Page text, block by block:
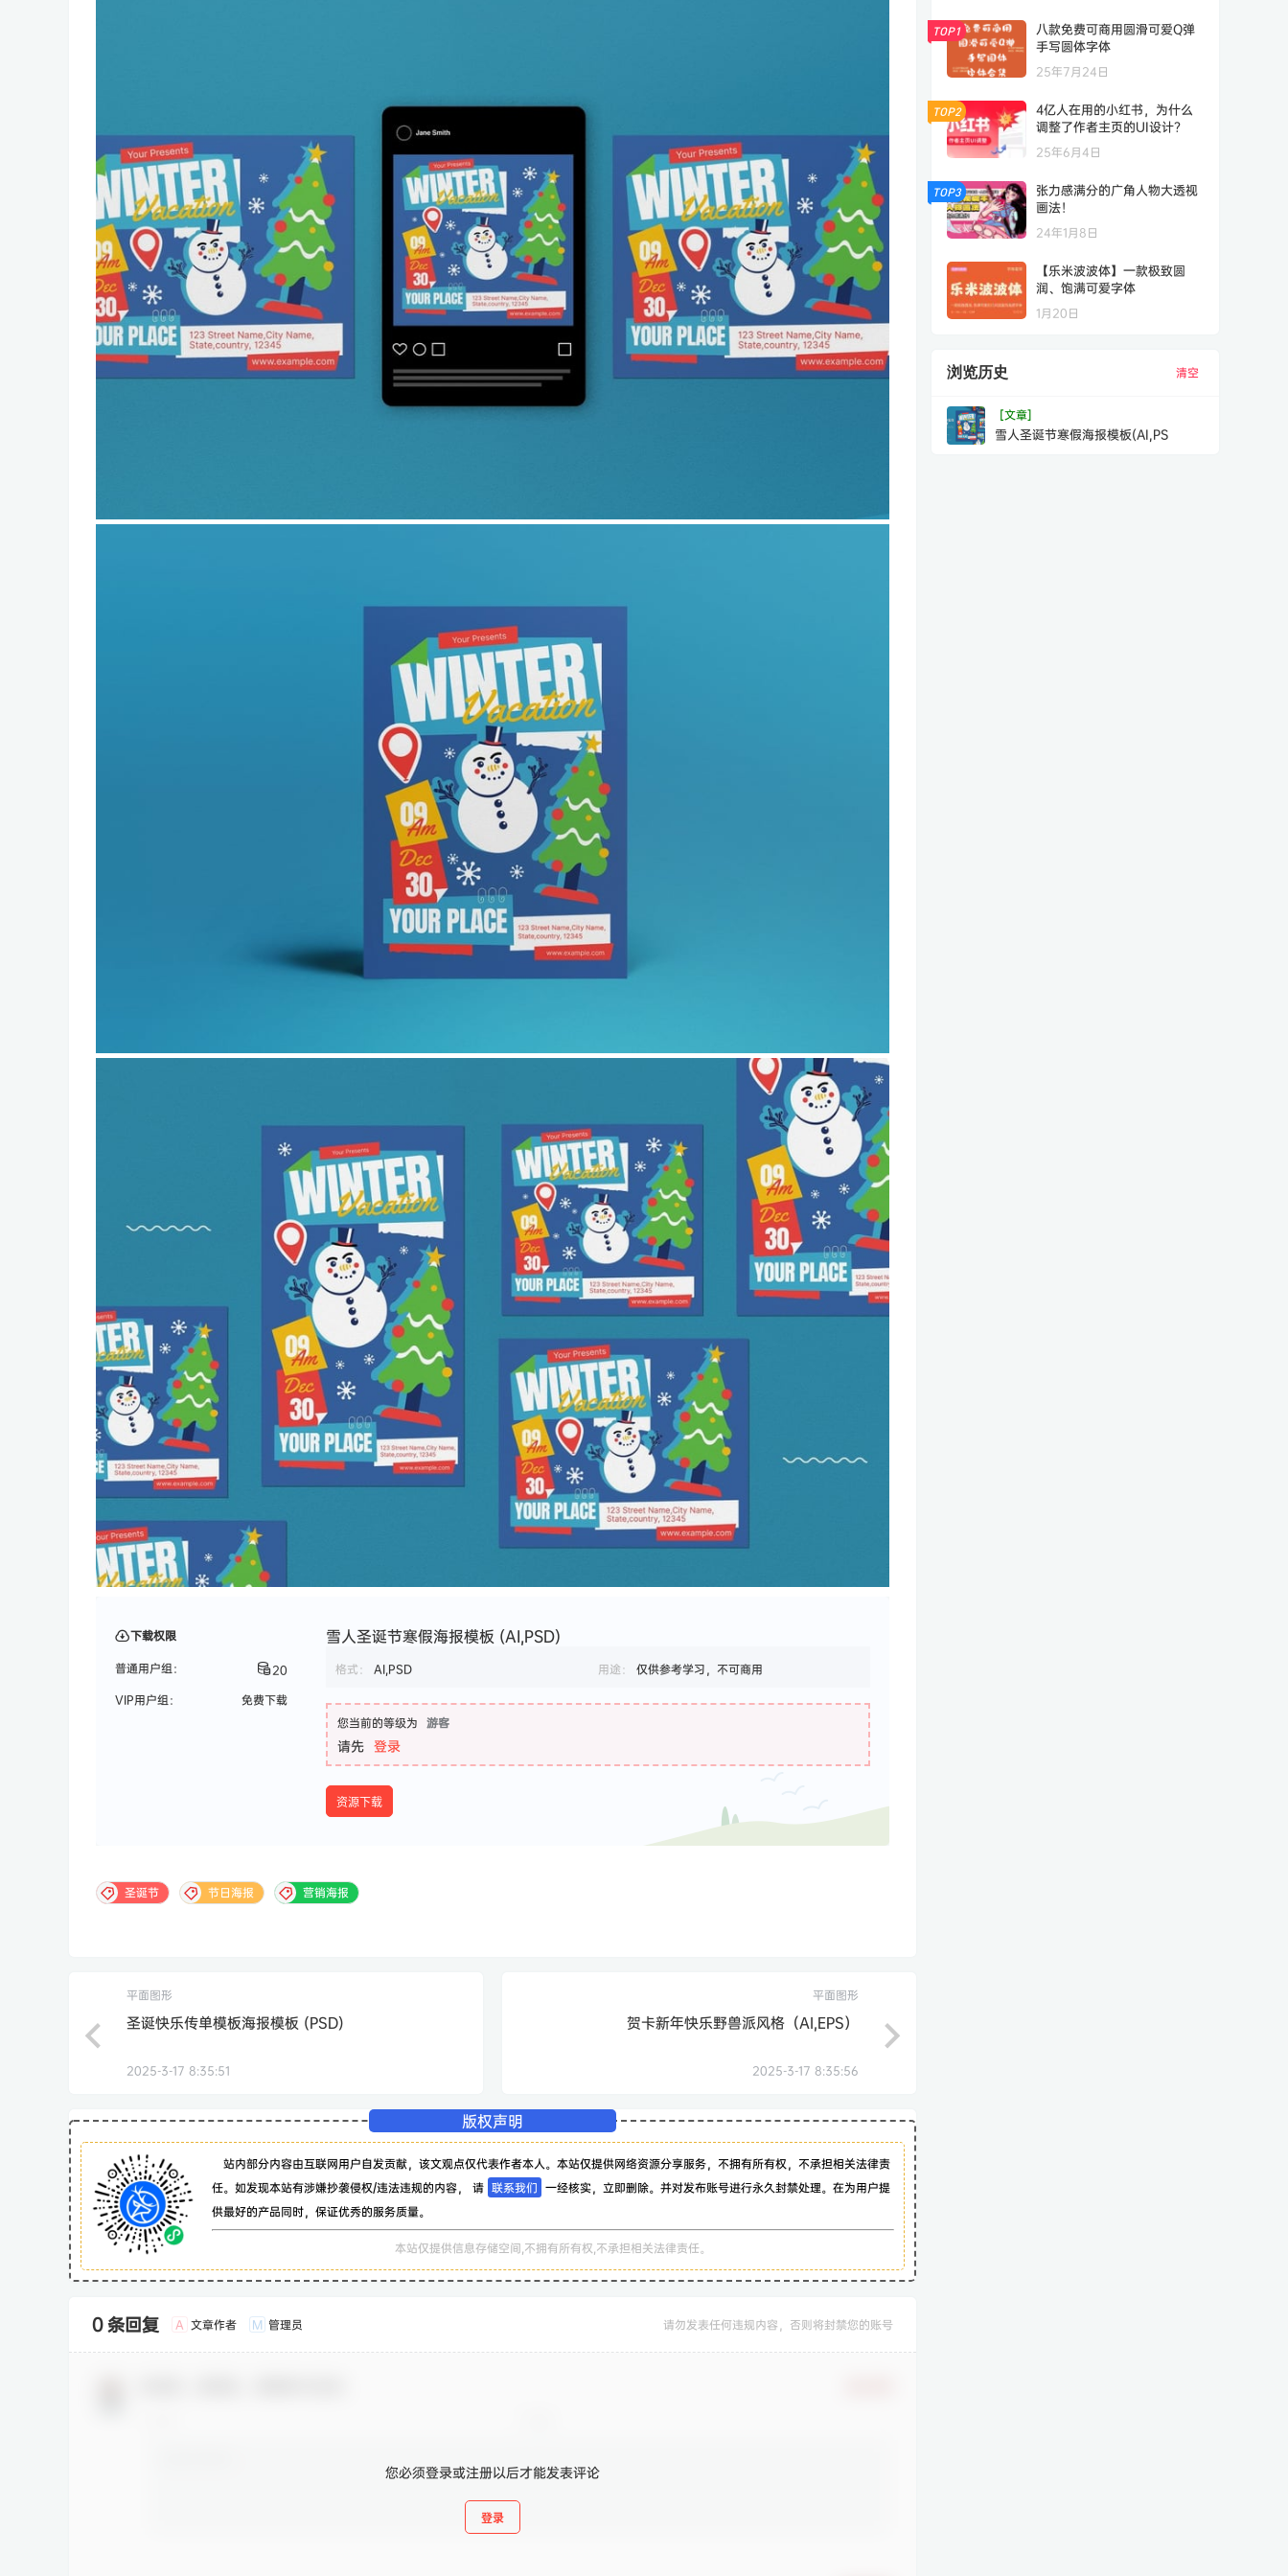
下载权限
普通用户组：
20
VIP用户组：
免费下载
雪人圣诞节寒假海报模板 (AI,PSD)
格式： AI,PSD 用途： 仅供参考学习，不可商用
您当前的等级为 游客
请先 登录
资源下载
圣诞节 节日海报 营销海报
平面图形
圣诞快乐传单模板海报模板 (PSD)
2025-3-17 8:35:51
平面图形
贺卡新年快乐野兽派风格（AI,EPS）
2025-3-17 8:35:56
版权声明
站内部分内容由互联网用户自发贡献，该文观点仅代表作者本人。本站仅提供网络资源分享服务，不拥有所有权，不承担相关法律责
任。如发现本站有涉嫌抄袭侵权/违法违规的内容， 请 联系我们 一经核实，立即删除。并对发布账号进行永久封禁处理。在为用户提
供最好的产品同时，保证优秀的服务质量。
本站仅提供信息存储空间,不拥有所有权,不承担相关法律责任。
0 条回复 A 文章作者 M 管理员 请勿发表任何违规内容，否则将封禁您的账号
您必须登录或注册以后才能发表评论
登录
TOP1
八款免费可商用圆滑可爱Q弹
手写圆体字体
25年7月24日
TOP2
4亿人在用的小红书，为什么
调整了作者主页的UI设计？
25年6月4日
TOP3
张力感满分的广角人物大透视
画法！
24年1月8日
【乐米波波体】一款极致圆
润、饱满可爱字体
1月20日
浏览历史 清空
[文章]
雪人圣诞节寒假海报模板(AI,PS